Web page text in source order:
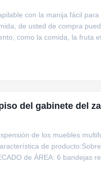
con la manija fácil
de usted de compra
como la comida, la fruta
del gabinete del
de los muebles
de
de ÁREA: 6 bandejas